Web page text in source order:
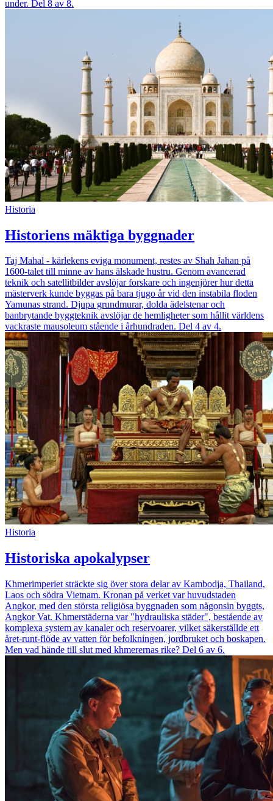
under. Del 8 av 8.
Historia
Historiens mäktiga byggnader
Taj Mahal - kärlekens eviga monument, restes av Shah Jahan på
1600-talet till minne av hans älskade hustru. Genom avancerad
teknik och satellitbilder avslöjar forskare och ingenjörer hur detta
mästerverk kunde byggas på bara tjugo år vid den instabila floden
Yamunas strand. Djupa grundmurar, dolda ädelstenar och
banbrytande byggteknik avslöjar de hemligheter som hållit världens
vackraste mausoleum stående i århundraden. Del 4 av 4.
Historia
Historiska apokalypser
Khmerimperiet sträckte sig över stora delar av Kambodja, Thailand,
Laos och södra Vietnam. Kronan på verket var huvudstaden
Angkor, med den största religiösa byggnaden som någonsin byggts,
Angkor Vat. Khmerstäderna var "hydrauliska städer", bestående av
komplexa system av kanaler och reservoarer, vilket säkerställde ett
året-runt-flöde av vatten för befolkningen, jordbruket och boskapen.
Men vad hände till slut med khmerernas rike? Del 6 av 6.